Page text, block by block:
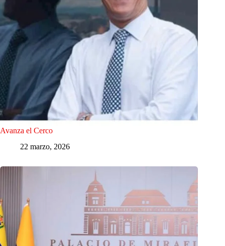
Avanza el Cerco
22 marzo, 2026